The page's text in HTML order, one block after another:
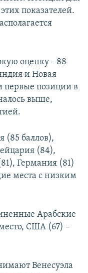
показателей.
оценку - 88
и Новая
первые позиции в
выше,
(85 баллов),
(84),
Германия (81)
места с низким
Арабские
США (67) –
Венесуэла